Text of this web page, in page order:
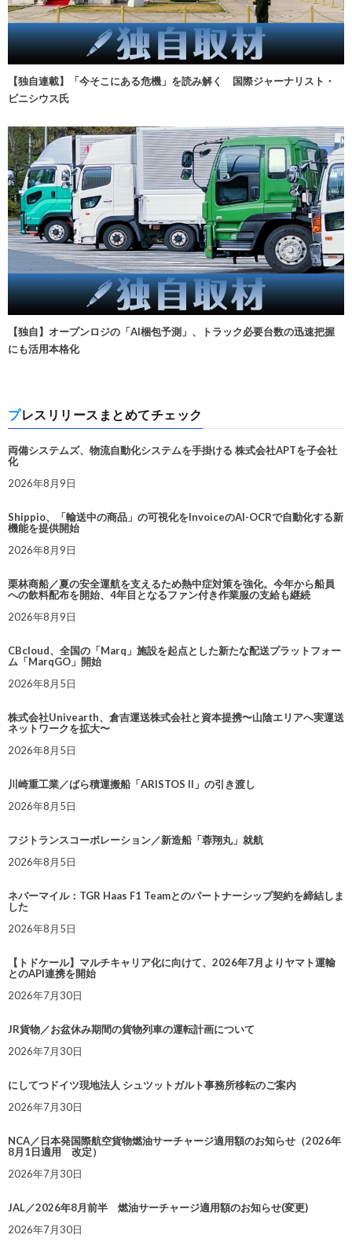
【独自連載】「今そこにある危機」を読み解く 国際ジャーナリスト・
ビニシウス氏
【独自】オープンロジの「AI梱包予測」、トラック必要台数の迅速把握
にも活用本格化
プレスリリースまとめてチェック
両備システムズ、物流自動化システムを手掛ける 株式会社APTを子会社
化
2026年8月9日
Shippio、「輸送中の商品」の可視化をInvoiceのAI-OCRで自動化する新
機能を提供開始
2026年8月9日
栗林商船／夏の安全運航を支えるため熱中症対策を強化。今年から船員
への飲料配布を開始、4年目となるファン付き作業服の支給も継続
2026年8月9日
CBcloud、全国の「Marq」施設を起点とした新たな配送プラットフォー
ム「MarqGO」開始
2026年8月5日
株式会社Univearth、倉吉運送株式会社と資本提携〜山陰エリアへ実運送
ネットワークを拡大〜
2026年8月5日
川崎重工業／ばら積運搬船「ARISTOS II」の引き渡し
2026年8月5日
フジトランスコーポレーション／新造船「蓉翔丸」就航
2026年8月5日
ネバーマイル：TGR Haas F1 Teamとのパートナーシップ契約を締結しま
した
2026年8月5日
【トドケール】マルチキャリア化に向けて、2026年7月よりヤマト運輸
とのAPI連携を開始
2026年7月30日
JR貨物／お盆休み期間の貨物列車の運転計画について
2026年7月30日
にしてつドイツ現地法人 シュツットガルト事務所移転のご案内
2026年7月30日
NCA／日本発国際航空貨物燃油サーチャージ適用額のお知らせ（2026年
8月1日適用 改定）
2026年7月30日
JAL／2026年8月前半 燃油サーチャージ適用額のお知らせ(変更)
2026年7月30日